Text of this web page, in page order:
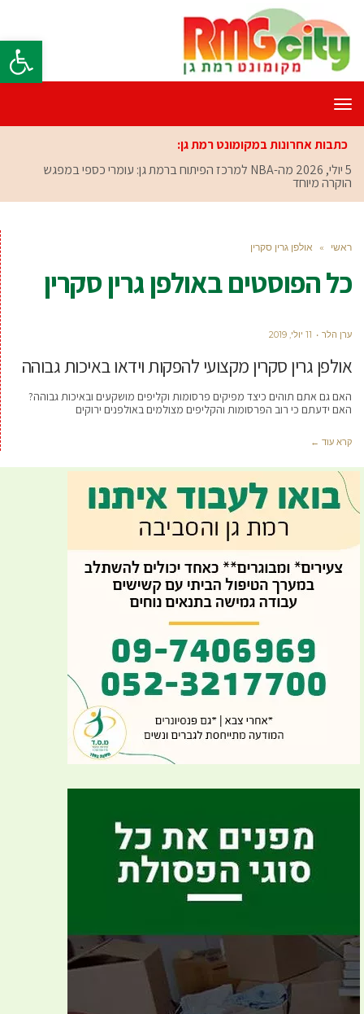
פתח
תפריט
כתבות אחרונות במקומונט רמת גן:
5 יולי, 2026
מה-NBA למרכז הפיתוח ברמת גן: עומרי כספי במפגש
הוקרה מיוחד
ראשי » אולפן גרין סקרין
כל הפוסטים באולפן גרין סקרין
ערן הלר 11 יולי, 2019
אולפן גרין סקרין מקצועי להפקות וידאו באיכות גבוהה
האם גם אתם תוהים כיצד מפיקים פרסומות וקליפים מושקעים ובאיכות גבוהה?
האם ידעתם כי רוב הפרסומות והקליפים מצולמים באולפנים ירוקים
קרא עוד ←